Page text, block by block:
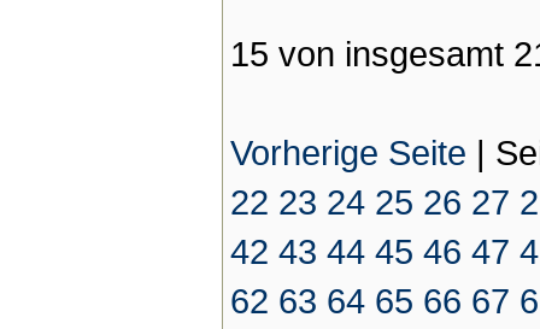
15 von insgesamt
Vorherige Seite |
22 23 24 25 26 27
42 43 44 45 46 47
62 63 64 65 66 67